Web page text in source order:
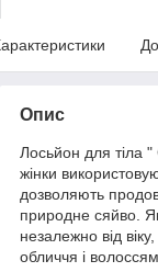
Опис
Лосьйон для тіла
жінки
дозволяють
природне сяйво.
незалежно від
обличчя і